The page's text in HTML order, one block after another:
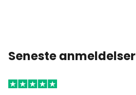
Seneste anmeldelser